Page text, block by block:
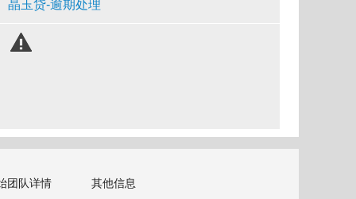
晶玉贷-逾期处理
团队详情 其他信息